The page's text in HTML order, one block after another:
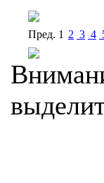
Пред. 1 2 3 4